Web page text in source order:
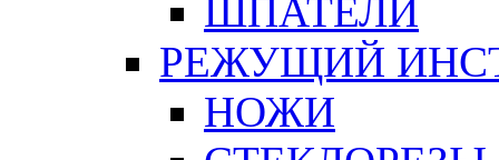
ШПАТЕЛИ
РЕЖУЩИЙ
НОЖИ